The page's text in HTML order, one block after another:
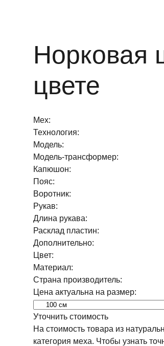
Норковая
цвете
Мех:
Технология:
Модель:
Модель-трансформер:
Капюшон:
Пояс:
Воротник:
Рукав:
Длина рукава:
Расклад пластин:
Дополнительно:
Цвет:
Материал:
Страна производитель:
Цена актуальна на размер:
Уточнить стоимость
На стоимость товара из
категория меха. Чтобы узнать